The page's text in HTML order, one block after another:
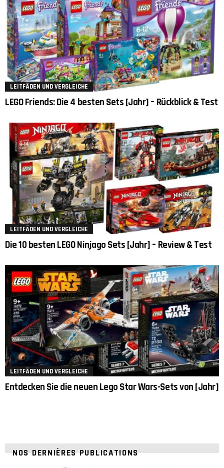
LEITFÄDEN UND VERGLEICHE
LEGO Friends: Die 4 besten Sets [Jahr] – Rückblick & Test
LEITFÄDEN UND VERGLEICHE
Die 10 besten LEGO Ninjago Sets [Jahr] – Review & Test
LEITFÄDEN UND VERGLEICHE
Entdecken Sie die neuen Lego Star Wars-Sets von [Jahr]
NOS DERNIÈRES PUBLICATIONS